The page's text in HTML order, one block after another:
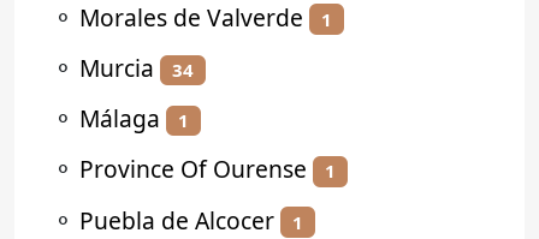
⚬ Morales de Valverde 1
⚬ Murcia 34
⚬ Málaga 1
⚬ Province Of Ourense 1
⚬ Puebla de Alcocer 1